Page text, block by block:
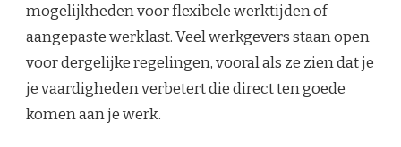
mogelijkheden voor flexibele werktijden of
aangepaste werklast. Veel werkgevers staan open
voor dergelijke regelingen, vooral als ze zien dat je
je vaardigheden verbetert die direct ten goede
komen aan je werk.